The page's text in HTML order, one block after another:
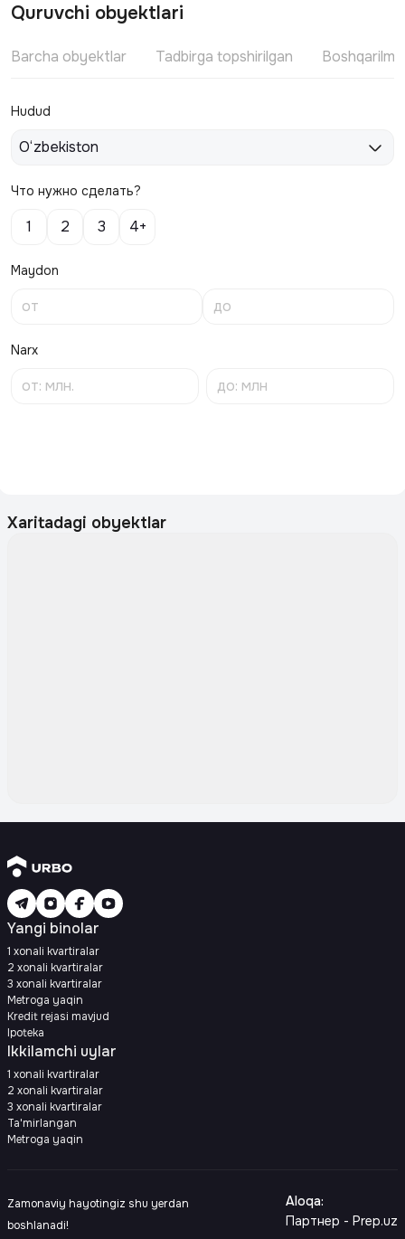
Quruvchi obyektlari
Barcha obyektlar Tadbirga topshirilgan
Hudud
O‘zbekiston
Что нужно сделать?
1 2 3 4+
Maydon
Narx
Xaritadagi obyektlar
Yangi binolar
1 xonali kvartiralar
2 xonali kvartiralar
3 xonali kvartiralar
Metroga yaqin
Kredit rejasi mavjud
Ipoteka
Ikkilamchi uylar
1 xonali kvartiralar
2 xonali kvartiralar
3 xonali kvartiralar
Ta'mirlangan
Metroga yaqin
Zamonaviy hayotingiz shu yerdan
boshlanadi!
Aloqa:
Партнер - Prep.uz